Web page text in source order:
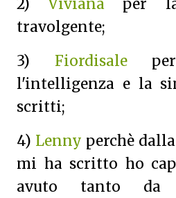
2)Viviana per
travolgente;
3) Fiordisaleper
l'intelligenza e la
scritti;
4) Lenny perchè
mi ha scritto ho
avuto tanto